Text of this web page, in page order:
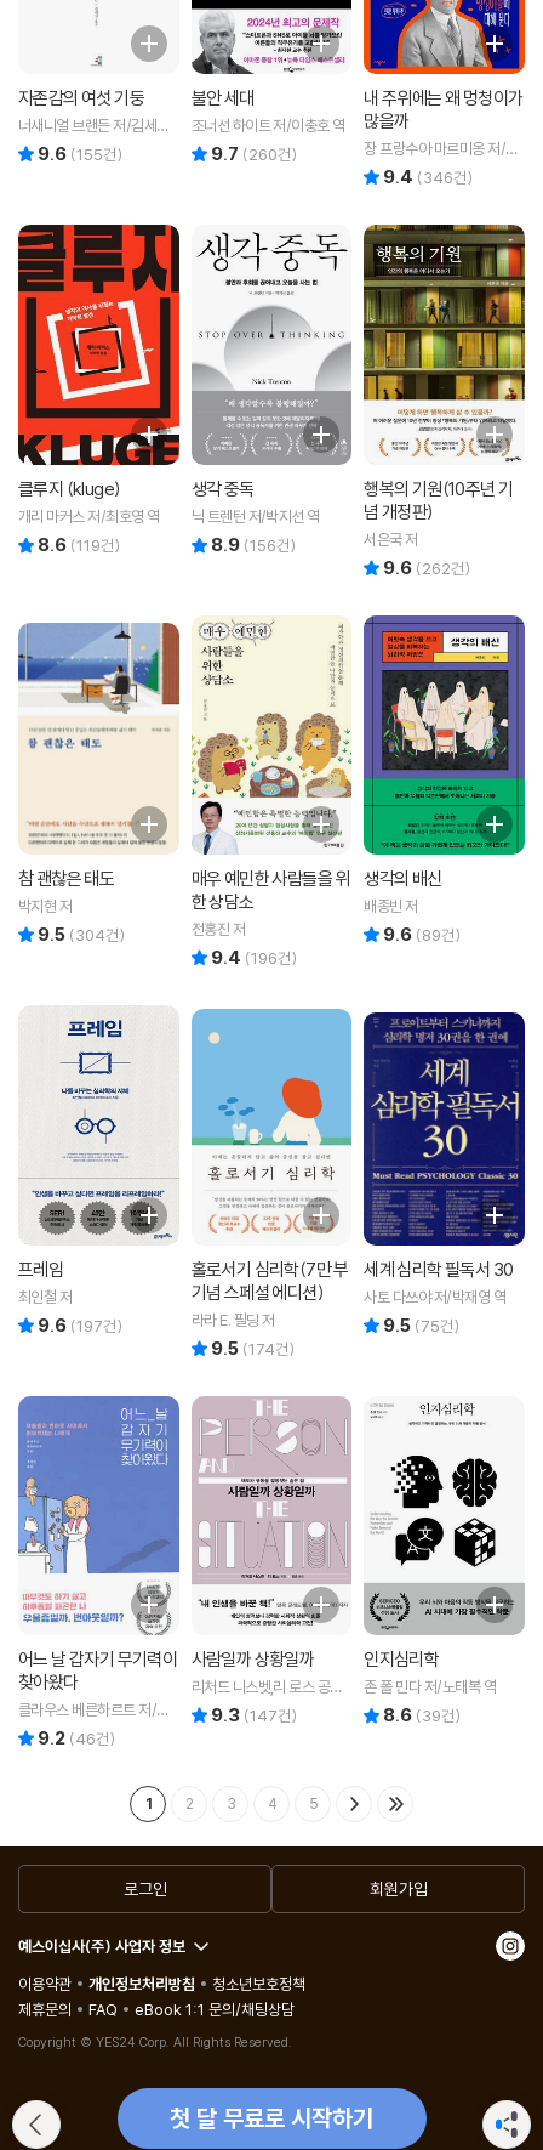
자존감의 여섯 기둥
너새니얼 브랜든 저/김세진
역 9.6 (155건)
불안 세대
조너선 하이트 저/이충호 역
9.7 (260건)
내 주위에는 왜 멍청이가
많을까
장 프랑수아 마르미옹 저/이
주영 역
9.4 (346건)
클루지 (kluge)
개리 마커스 저/최호영 역
8.6 (119건)
생각 중독
닉 트렌턴 저/박지선 역
8.9 (156건)
행복의 기원(10주년 기
념 개정판)
서은국 저
9.6 (262건)
참 괜찮은 태도
박지현 저
9.5 (304건)
매우 예민한 사람들을 위
한 상담소
전홍진 저
9.4 (196건)
생각의 배신
배종빈 저
9.6 (89건)
프레임
최인철 저
9.6 (197건)
홀로서기 심리학(7만 부
기념 스페셜 에디션)
라라 E. 필딩 저
9.5 (174건)
세계 심리학 필독서 30
사토 다쓰야 저/박재영 역
9.5 (75건)
어느 날 갑자기 무기력이
찾아왔다
클라우스 베른하르트 저/추
미란 역
9.2 (46건)
사람일까 상황일까
리처드 니스벳,리 로스 공저/
김호 역
9.3 (147건)
인지심리학
존 폴 민다 저/노태복 역
8.6 (39건)
1 2 3 4 5
첫 달 무료로 시작하기
로그인 회원가입
예스이십사(주) 사업자 정보
이용약관
개인정보처리방침
청소년보호정책
제휴문의
FAQ eBook 1:1 문의/채팅상담
Copyright © YES24 Corp. All Rights Reserved.